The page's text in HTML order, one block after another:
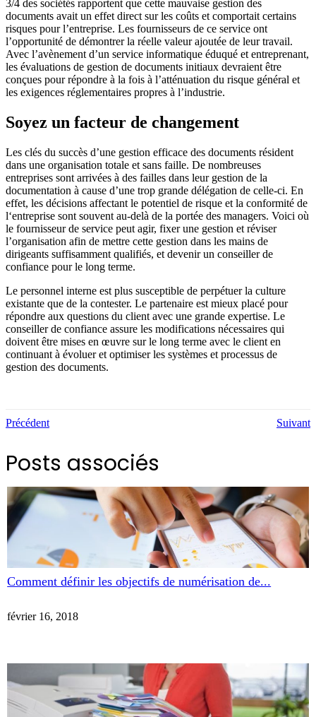
3/4 des sociétés rapportent que cette mauvaise gestion des
documents avait un effet direct sur les coûts et comportait certains
risques pour l’entreprise. Les fournisseurs de ce service ont
l’opportunité de démontrer la réelle valeur ajoutée de leur travail.
Avec l’avènement d’un service informatique éduqué et entreprenant,
les évaluations de gestion de documents initiaux devraient être
conçues pour répondre à la fois à l’atténuation du risque général et
les exigences réglementaires propres à l’industrie.
Soyez un facteur de changement
Les clés du succès d’une gestion efficace des documents résident
dans une organisation totale et sans faille. De nombreuses
entreprises sont arrivées à des failles dans leur gestion de la
documentation à cause d’une trop grande délégation de celle-ci. En
effet, les décisions affectant le potentiel de risque et la conformité de
l‘entreprise sont souvent au-delà de la portée des managers. Voici où
le fournisseur de service peut agir, fixer une gestion et réviser
l’organisation afin de mettre cette gestion dans les mains de
dirigeants suffisamment qualifiés, et devenir un conseiller de
confiance pour le long terme.
Le personnel interne est plus susceptible de perpétuer la culture
existante que de la contester. Le partenaire est mieux placé pour
répondre aux questions du client avec une grande expertise. Le
conseiller de confiance assure les modifications nécessaires qui
doivent être mises en œuvre sur le long terme avec le client en
continuant à évoluer et optimiser les systèmes et processus de
gestion des documents.
Précédent Suivant
Posts associés
Comment définir les objectifs de numérisation de...
février 16, 2018